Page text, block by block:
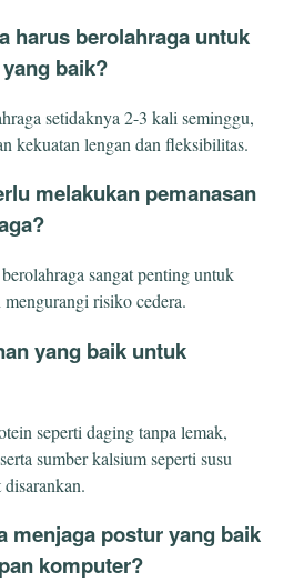
harus berolahraga untuk
baik?
setidaknya 2-3 kali seminggu,
kekuatan lengan dan fleksibilitas.
melakukan pemanasan
sangat penting untuk
risiko cedera.
yang baik untuk
seperti daging tanpa lemak,
sumber kalsium seperti susu
menjaga postur yang baik
komputer?